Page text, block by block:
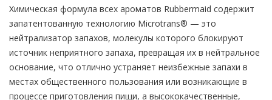
Химическая формула всех ароматов Rubbermaid содержит
запатентованную технологию Microtrans® — это
нейтрализатор запахов, молекулы которого блокируют
источник неприятного запаха, превращая их в нейтральное
основание, что отлично устраняет неизбежные запахи в
местах общественного пользования или возникающие в
процессе приготовления пищи, а высококачественные,